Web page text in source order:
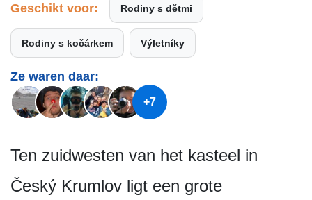
Geschikt voor: Rodiny s dětmi
Rodiny s kočárkem Výletníky
Ze waren daar:
+7
Ten zuidwesten van het kasteel in
Český Krumlov ligt een grote